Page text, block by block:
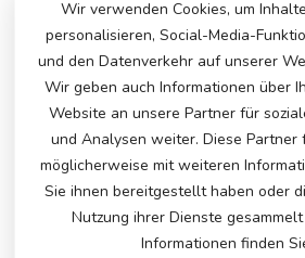
+
€304,95
Wir verwenden Cookies, um
personalisieren, Social-Media-
und den Datenverkehr auf unserer
Wir geben auch Informationen über
Website an unsere Partner für
und Analysen weiter. Diese Partner
möglicherweise mit weiteren
Sie ihnen bereitgestellt haben oder
Nutzung ihrer Dienste
Informationen finden